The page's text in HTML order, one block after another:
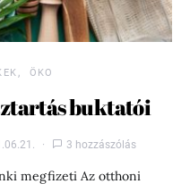
ÖKO
buktatói
3 hozzászólás
megfizeti Az otthoni